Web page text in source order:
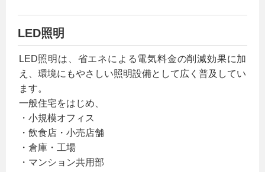
LED照明
LED照明は、省エネによる電気料金の削減効果に加
え、環境にもやさしい照明設備として広く普及してい
ます。
一般住宅をはじめ、
・小規模オフィス
・飲食店・小売店舗
・倉庫・工場
・マンション共用部